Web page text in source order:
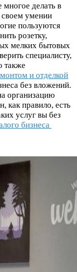
многое делать в
своем умении
пользуются
розетку,
мелких бытовых
специалисту,
также
и отделкой
без вложений.
организацию
как правило, есть
услуг вы без
бизнеса